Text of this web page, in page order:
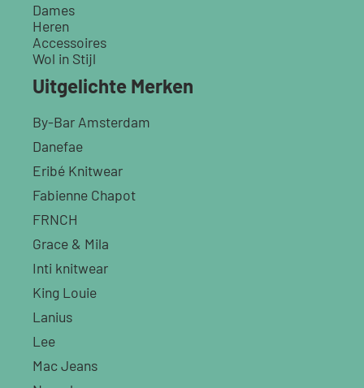
Dames
Heren
Accessoires
Wol in Stijl
Uitgelichte Merken
By-Bar Amsterdam
Danefae
Eribé Knitwear
Fabienne Chapot
FRNCH
Grace & Mila
Inti knitwear
King Louie
Lanius
Lee
Mac Jeans